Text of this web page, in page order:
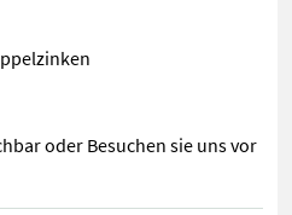
oder Besuchen sie uns vor
- Dreipunktanbau